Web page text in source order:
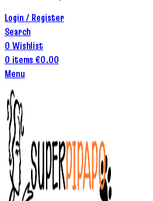
Login / Register
Search
0 Wishlist
0 items €0.00
Menu